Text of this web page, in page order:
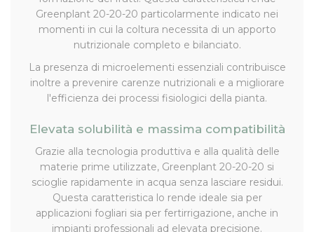
Greenplant 20-20-20 particolarmente indicato nei
momenti in cui la coltura necessita di un apporto
nutrizionale completo e bilanciato.
La presenza di microelementi essenziali contribuisce
inoltre a prevenire carenze nutrizionali e a migliorare
l'efficienza dei processi fisiologici della pianta.
Elevata solubilità e massima compatibilità
Grazie alla tecnologia produttiva e alla qualità delle
materie prime utilizzate, Greenplant 20-20-20 si
scioglie rapidamente in acqua senza lasciare residui.
Questa caratteristica lo rende ideale sia per
applicazioni fogliari sia per fertirrigazione, anche in
impianti professionali ad elevata precisione.